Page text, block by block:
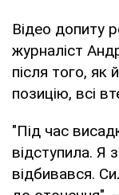
Відео допиту
журналіст
після того, як
позицію, всі
"Під час
відступила. Я
відбивався.